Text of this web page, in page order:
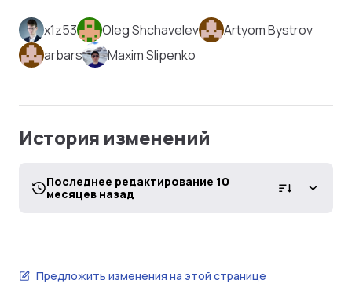
x1z53 Oleg Shchavelev
Artyom Bystrov
arbars
Maxim Slipenko
История изменений
Последнее редактирование 10
месяцев назад
Предложить изменения на этой странице